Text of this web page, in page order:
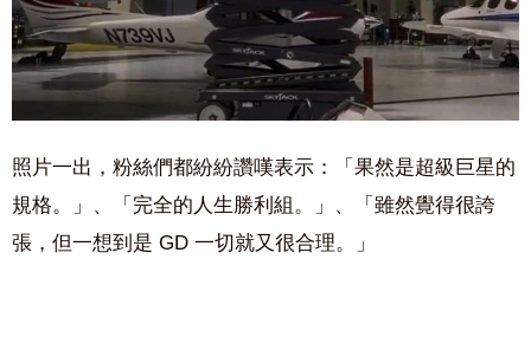
照片一出，粉絲們都紛紛讚嘆表示：「果然是超級巨星的
規格。」、「完全的人生勝利組。」、「雖然覺得很誇
張，但一想到是 GD 一切就又很合理。」